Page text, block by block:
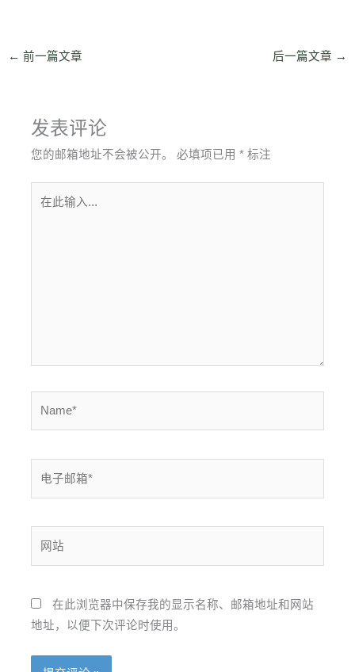
← 前一篇文章 后一篇文章 →
发表评论
您的邮箱地址不会被公开。 必填项已用* 标注
箱
在此浏览器中保存我的显示名称、邮箱地址和网站
地址，以便下次评论时使用。